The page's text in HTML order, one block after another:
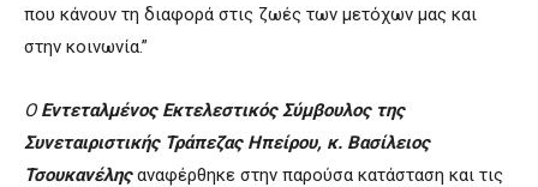
που κάνουν τη διαφορά στις ζωές των μετόχων μας και
στην κοινωνία.”
Ο Εντεταλμένος Εκτελεστικός Σύμβουλος της
Συνεταιριστικής Τράπεζας Ηπείρου, κ. Βασίλειος
Τσουκανέλης αναφέρθηκε στην παρούσα κατάσταση και τις